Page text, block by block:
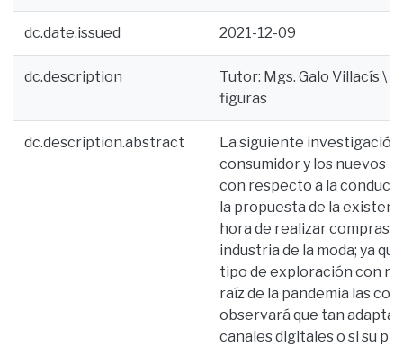
dc.date.issued 2021-12-09
dc.description
Tutor: Mgs. Galo Villacís \
figuras
dc.description.abstract
La siguiente
consumidor y los nuevos
con respecto a la
la propuesta de la
hora de realizar compras
industria de la moda; ya
tipo de exploración con
raíz de la pandemia las
observará que tan
canales digitales o si su